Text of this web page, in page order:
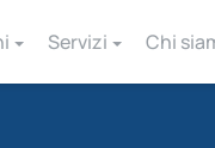
Servizi Chi